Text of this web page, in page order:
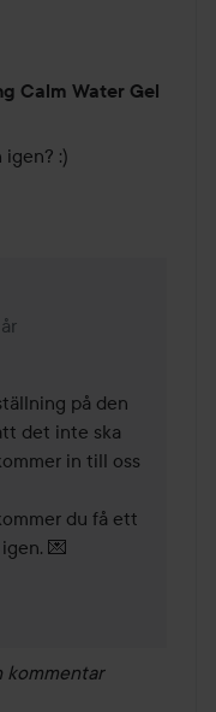
Calm Water Gel
:)
på Lyko.lades 3 år
på den
det inte ska
in till oss
du få ett
💌
kommentar